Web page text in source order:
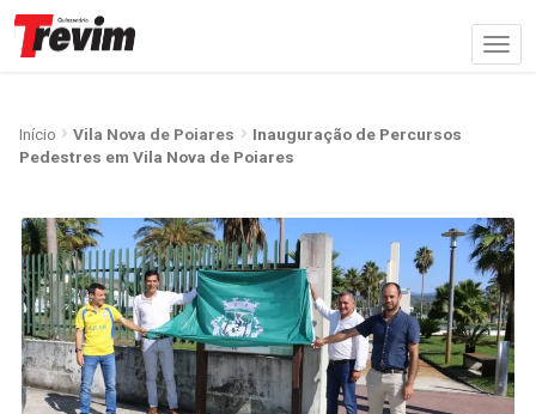
Início Vila Nova de Poiares
Inauguração de Percursos
Pedestres em Vila Nova de Poiares